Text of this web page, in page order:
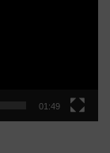
01:49